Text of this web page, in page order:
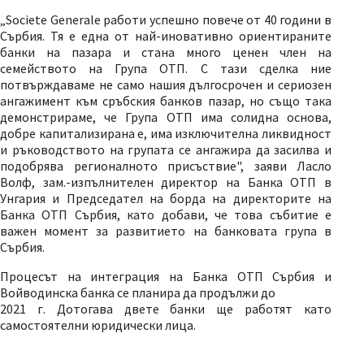
„Societe Generale работи успешно повече от 40 години в
Сърбия. Тя е една от най-иновативно ориентираните
банки на пазара и стана много ценен член на
семейството на Група ОТП. С тази сделка ние
потвърждаваме не само нашия дългосрочен и сериозен
ангажимент към сръбския банков пазар, но също така
демонстрираме, че Група ОТП има солидна основа,
добре капитализирана е, има изключителна ликвидност
и ръководството на групата се ангажира да засилва и
подобрява регионалното присъствие", заяви Ласло
Волф, зам.-изпълнителен директор на Банка ОТП в
Унгария и Председател на борда на директорите на
Банка ОТП Сърбия, като добави, че това събитие е
важен момент за развитието на банковата група в
Сърбия.
Процесът на интеграция на Банка ОТП Сърбия и
Войводинска банка се планира да продължи до
2021 г. Дотогава двете банки ще работят като
самостоятелни юридически лица.